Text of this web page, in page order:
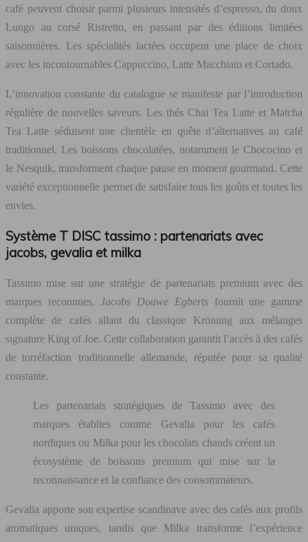
café peuvent choisir parmi plusieurs intensités d’espresso, du doux
Lungo au corsé Ristretto, en passant par des éditions limitées
saisonnières. Les spécialités lactées occupent une place de choix
avec les incontournables Cappuccino, Latte Macchiato et Cortado.
L’innovation constante du catalogue se manifeste par l’introduction
régulière de nouvelles saveurs. Les thés Chai Tea Latte et Matcha
Tea Latte séduisent une clientèle en quête d’alternatives au café
traditionnel. Les boissons chocolatées, notamment le Chococino et
le Nesquik, transforment chaque pause en moment gourmand. Cette
variété exceptionnelle permet de satisfaire tous les goûts et toutes les
envies.
Système T DISC tassimo : partenariats avec
jacobs, gevalia et milka
Tassimo mise sur une stratégie de partenariats premium avec des
marques reconnues.Jacobs Douwe Egberts fournit une gamme
complète de cafés allant du classique Krönung aux mélanges
signature King of Joe. Cette collaboration garantit l’accès à des cafés
de torréfaction traditionnelle allemande, réputée pour sa qualité
constante.
Les partenariats stratégiques de Tassimo avec des
marques établies comme Gevalia pour les cafés
nordiques ou Milka pour les chocolats chauds créent un
écosystème de boissons premium qui mise sur la
reconnaissance et la confiance des consommateurs.
Gevalia apporte son expertise scandinave avec des cafés aux profils
aromatiques uniques, tandis que Milka transforme l’expérience